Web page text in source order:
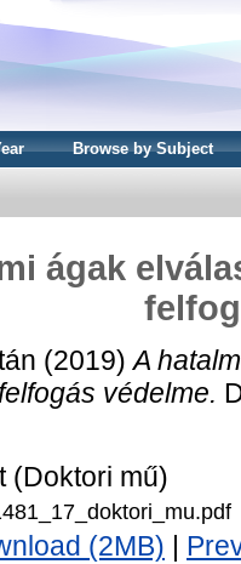
Browse by Subject
ágak
(2019)A
védelme.
(Doktori mű)
(2MB)